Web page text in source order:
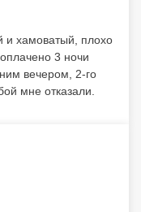
и хамоватый, плохо
3 ночи
вечером, 2-го
мне отказали.